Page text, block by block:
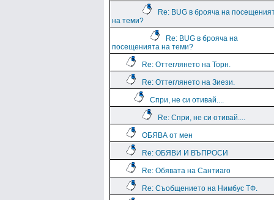
Re: BUG в брояча на
на теми?
Re: BUG в брояча на
посещенията на теми?
Re: Оттеглянето на Торн.
Re: Оттеглянето на Зиези.
Спри, не си отивай....
Re: Спри, не си отивай....
ОБЯВА от мен
Re: ОБЯВИ И ВЪПРОСИ
Re: Обявата на Сантиаго
Re: Съобщението на Нимбус ТФ.